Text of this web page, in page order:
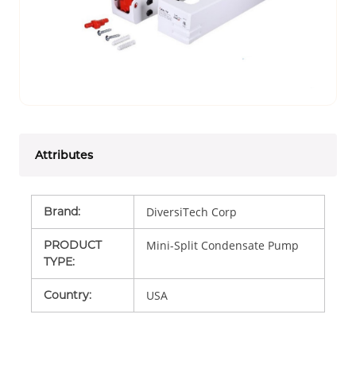
Attributes
Brand: DiversiTech Corp
PRODUCT
TYPE:
Mini-Split Condensate Pump
Country: USA